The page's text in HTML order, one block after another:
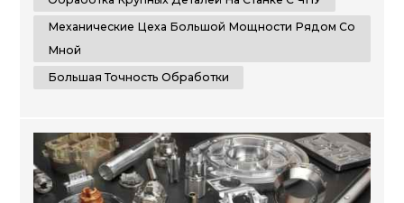
Механические Цеха Большой Мощности Рядом Со
Мной
Большая Точность Обработки